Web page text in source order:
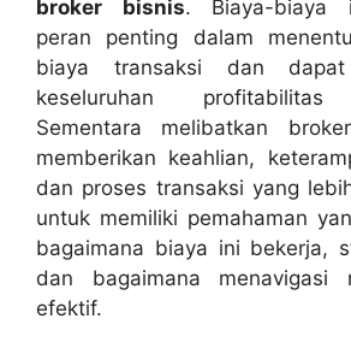
broker bisnis. Biaya-biaya
peran penting dalam
biaya transaksi dan dapat
keseluruhan profitabilitas
Sementara melibatkan
memberikan keahlian,
dan proses transaksi yang
untuk memiliki pemahaman
bagaimana biaya ini bekerja,
dan bagaimana menavigasi
efektif.